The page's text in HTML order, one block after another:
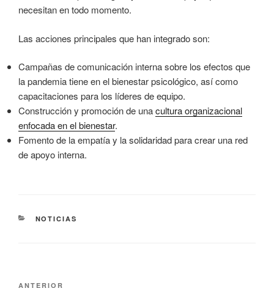
necesitan en todo momento.
Las acciones principales que han integrado son:
Campañas de comunicación interna sobre los efectos que
la pandemia tiene en el bienestar psicológico, así como
capacitaciones para los líderes de equipo.
Construcción y promoción de unacultura organizacional
enfocada en el bienestar.
Fomento de la empatía y la solidaridad para crear una red
de apoyo interna.
CATEGORÍAS
NOTICIAS
ANTERIOR